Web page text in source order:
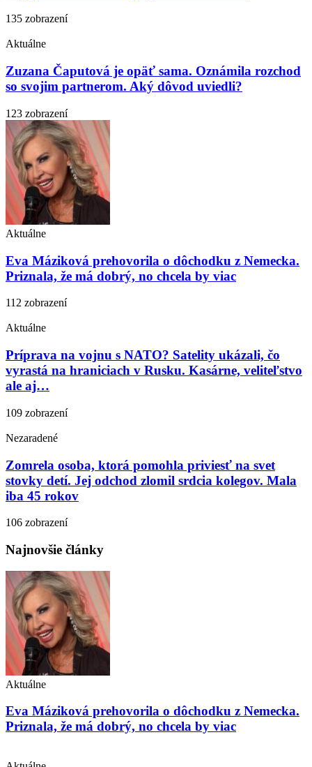
135 zobrazení
Aktuálne
Zuzana Čaputová je opäť sama. Oznámila rozchod
so svojim partnerom. Aký dôvod uviedli?
123 zobrazení
Aktuálne
Eva Máziková prehovorila o dôchodku z Nemecka.
Priznala, že má dobrý, no chcela by viac
112 zobrazení
Aktuálne
Príprava na vojnu s NATO? Satelity ukázali, čo
vyrastá na hraniciach v Rusku. Kasárne, veliteľstvo
ale aj…
109 zobrazení
Nezaradené
Zomrela osoba, ktorá pomohla priviesť na svet
stovky detí. Jej odchod zlomil srdcia kolegov. Mala
iba 45 rokov
106 zobrazení
Najnovšie články
Aktuálne
Eva Máziková prehovorila o dôchodku z Nemecka.
Priznala, že má dobrý, no chcela by viac